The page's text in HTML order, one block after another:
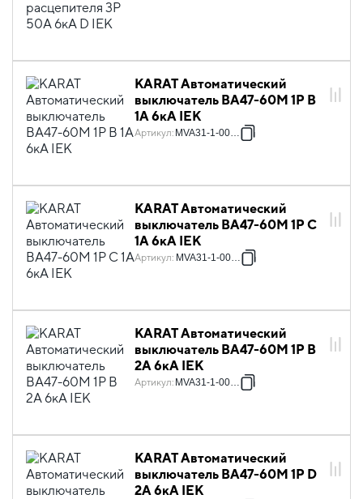
KARAT Автоматический
выключатель ВА47-60M 1P B
1А 6кА IEK
Артикул: MVA31-1-001-B
KARAT Автоматический
выключатель ВА47-60M 1P C
1А 6кА IEK
Артикул: MVA31-1-001-C
KARAT Автоматический
выключатель ВА47-60M 1P B
2А 6кА IEK
Артикул: MVA31-1-002-B
KARAT Автоматический
выключатель ВА47-60M 1P D
2А 6кА IEK